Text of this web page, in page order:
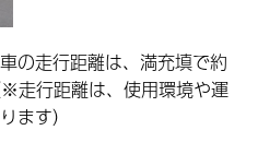
の走行距離は、満充填で約
走行距離は、使用環境や運
ます）